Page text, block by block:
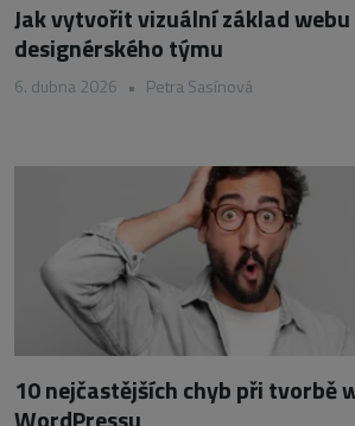
Jak vytvořit vizuální základ webu
designérského týmu
6. dubna 2026 • Petra Sasínová
10 nejčastějších chyb při tvorbě